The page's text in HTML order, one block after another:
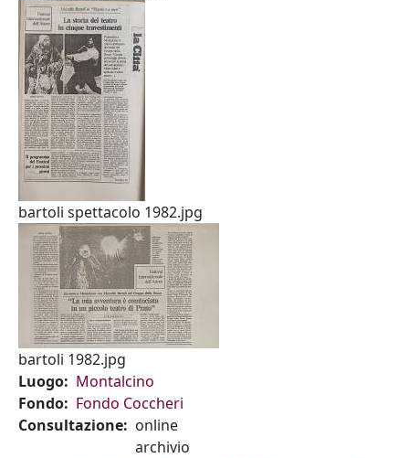
bartoli spettacolo 1982.jpg
bartoli 1982.jpg
Luogo
Montalcino
Fondo
Fondo Coccheri
Consultazione
online
archivio